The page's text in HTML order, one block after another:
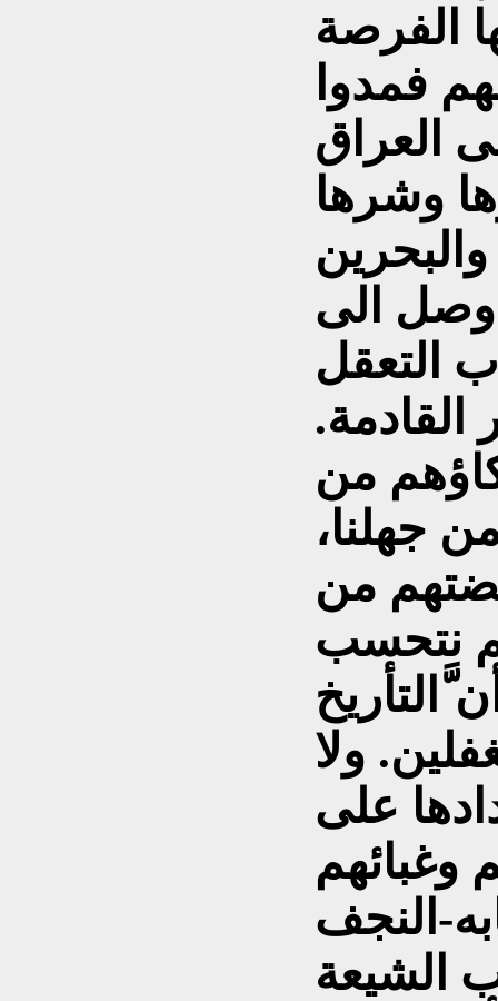
الفرصة
فمدوا
العراق
وشرها
وصل الى
التعقل
من
جهلنا،
من
نتحسب
َّالتأريخ
ولا
على
وغبائهم
النجف
الشيعة